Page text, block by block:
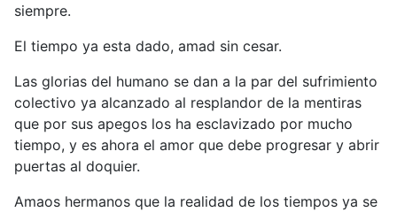
siempre.
El tiempo ya esta dado, amad sin cesar.
Las glorias del humano se dan a la par del sufrimiento
colectivo ya alcanzado al resplandor de la mentiras
que por sus apegos los ha esclavizado por mucho
tiempo, y es ahora el amor que debe progresar y abrir
puertas al doquier.
Amaos hermanos que la realidad de los tiempos ya se